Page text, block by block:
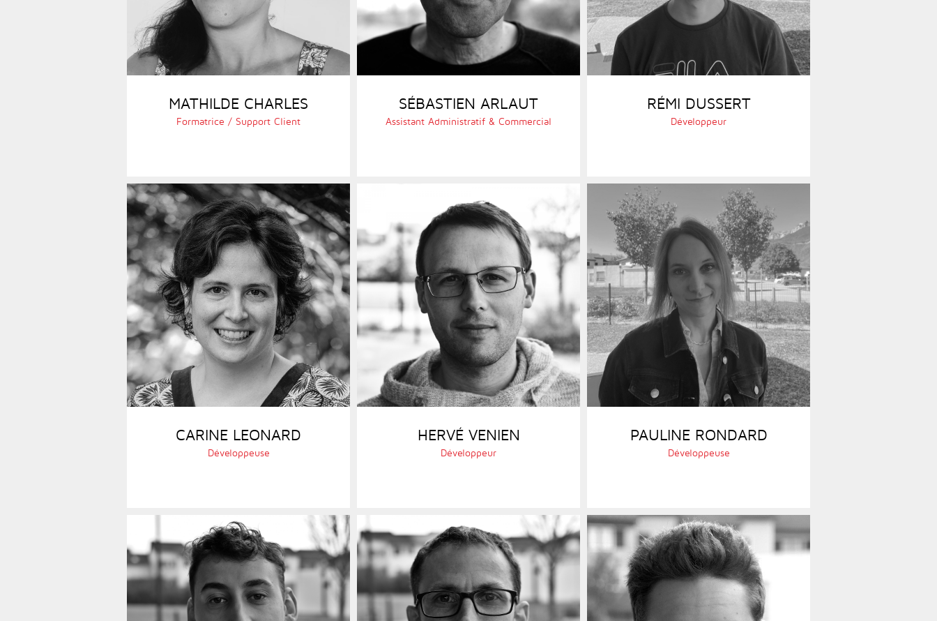
MATHILDE CHARLES
Formatrice / Support Client
SÉBASTIEN ARLAUT
Assistant Administratif & Commercial
RÉMI DUSSERT
Développeur
CARINE LEONARD
Développeuse
HERVÉ VENIEN
Développeur
PAULINE RONDARD
Développeuse